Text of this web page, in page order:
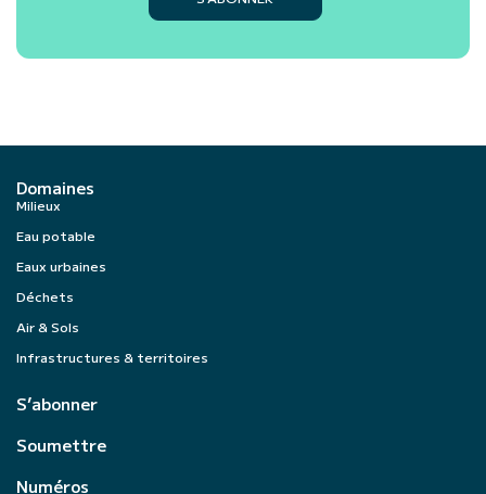
Domaines
Milieux
Eau potable
Eaux urbaines
Déchets
Air & Sols
Infrastructures & territoires
S’abonner
Soumettre
Numéros